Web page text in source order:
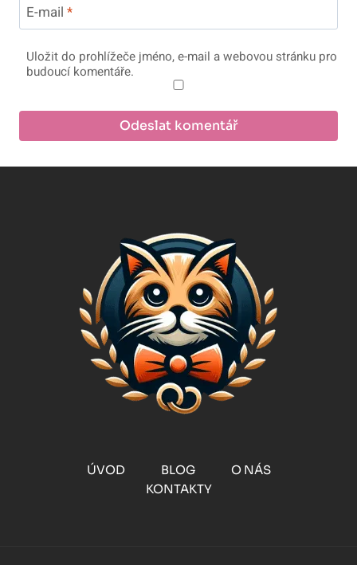
E-mail *
Uložit do prohlížeče jméno, e-mail a webovou stránku pro
budoucí komentáře.
ÚVOD BLOG
O NÁS
KONTAKTY